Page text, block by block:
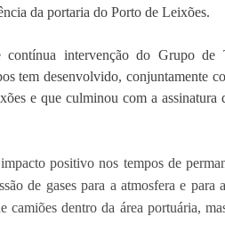
da portaria do Porto de Leixões.
intervenção do Grupo de
tem desenvolvido, conjuntamente
e que culminou com a
positivo nos tempos de
de gases para a atmosfera e
camiões dentro da área portuária,